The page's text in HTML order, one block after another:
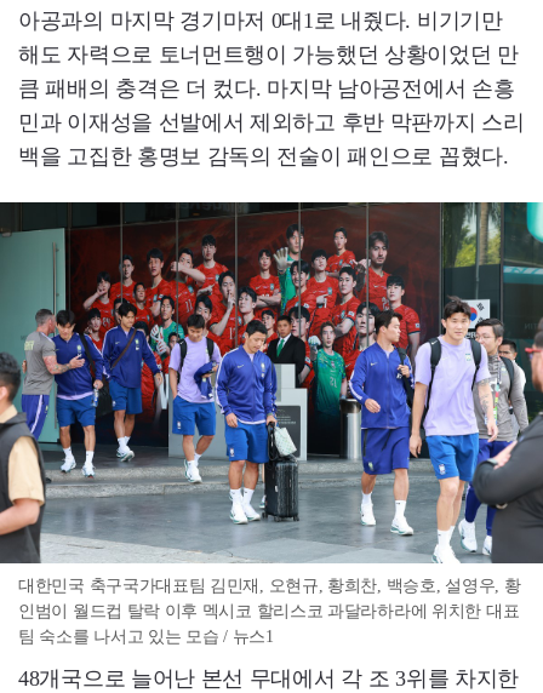
아공과의 마지막 경기마저 0대1로 내줬다. 비기기만
해도 자력으로 토너먼트행이 가능했던 상황이었던 만
큼 패배의 충격은 더 컸다. 마지막 남아공전에서 손흥
민과 이재성을 선발에서 제외하고 후반 막판까지 스리
백을 고집한 홍명보 감독의 전술이 패인으로 꼽혔다.
대한민국 축구국가대표팀 김민재, 오현규, 황희찬, 백승호, 설영우, 황
인범이 월드컵 탈락 이후 멕시코 할리스코 과달라하라에 위치한 대표
팀 숙소를 나서고 있는 모습 / 뉴스1
48개국으로 늘어난 본선 무대에서 각 조 3위를 차지한